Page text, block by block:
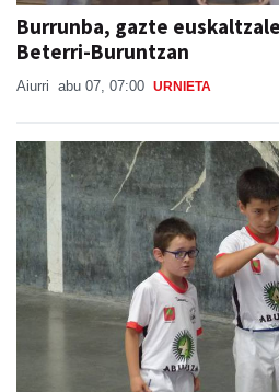
Aiurri abu 07, 07:00 URNIETA
Adunako jaien lehen